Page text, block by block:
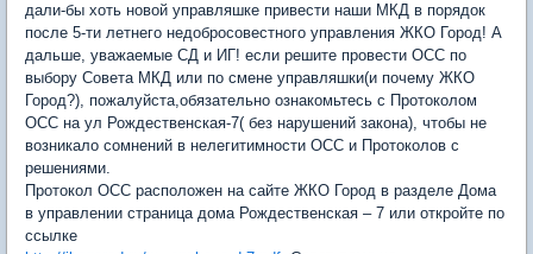
дали-бы хоть новой управляшке привести наши МКД в порядок
после 5-ти летнего недобросовестного управления ЖКО Город! А
дальше, уважаемые СД и ИГ! если решите провести ОСС по
выбору Совета МКД или по смене управляшки(и почему ЖКО
Город?), пожалуйста,обязательно ознакомьтесь с Протоколом
ОСС на ул Рождественская-7( без нарушений закона), чтобы не
возникало сомнений в нелегитимности ОСС и Протоколов с
решениями.
Протокол ОСС расположен на сайте ЖКО Город в разделе Дома
в управлении страница дома Рождественская – 7 или откройте по
ссылке